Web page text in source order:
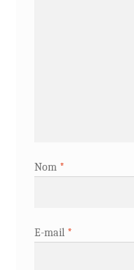
Nom *
E-mail *